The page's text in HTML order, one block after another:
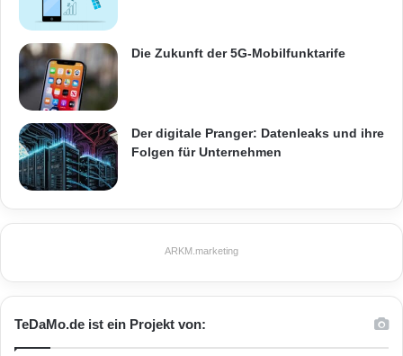
Die Zukunft der 5G-Mobilfunktarife
Der digitale Pranger: Datenleaks und ihre
Folgen für Unternehmen
ARKM.marketing
TeDaMo.de ist ein Projekt von: